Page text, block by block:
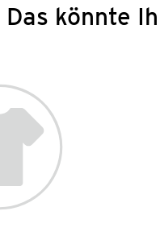
Das könnte